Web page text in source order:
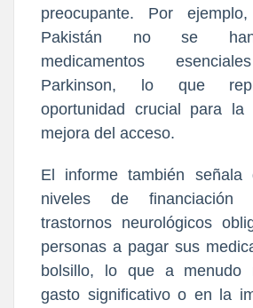
preocupante. Por
Pakistán no se han
medicamentos
Parkinson, lo que
oportunidad crucial para la
mejora del acceso.
El informe también señala
niveles de financiación
trastornos neurológicos
personas a pagar sus
bolsillo, lo que a menudo
gasto significativo o en la